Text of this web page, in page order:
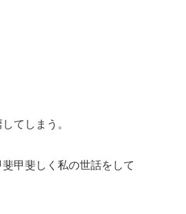
てしまう。
甲斐しく私の世話をして